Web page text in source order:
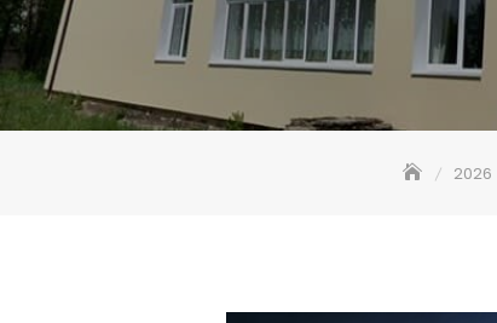
2026